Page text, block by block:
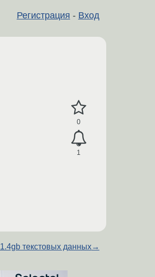
Регистрация - Вход
0
1
1.4gb текстовых данных→